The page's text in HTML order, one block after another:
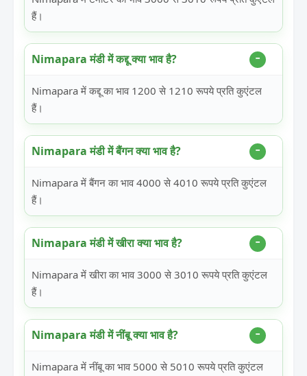
हैं।
Nimapara मंडी में कद्दू क्या भाव है?
Nimapara में कद्दू का भाव 1200 से 1210 रूपये प्रति कुएंटल
हैं।
Nimapara मंडी में बैंगन क्या भाव है?
Nimapara में बैंगन का भाव 4000 से 4010 रूपये प्रति कुएंटल
हैं।
Nimapara मंडी में खीरा क्या भाव है?
Nimapara में खीरा का भाव 3000 से 3010 रूपये प्रति कुएंटल
हैं।
Nimapara मंडी में नींबू क्या भाव है?
Nimapara में नींबू का भाव 5000 से 5010 रूपये प्रति कुएंटल